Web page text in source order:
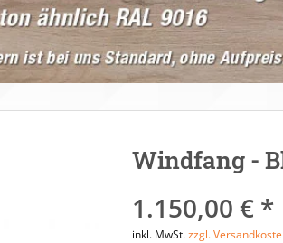
Windfang -
1.150,00 € *
inkl. MwSt.zzgl.